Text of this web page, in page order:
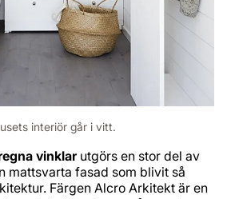
interiör går i vitt.
vinklar utgörs en stor del av
mattsvarta fasad som blivit så
Färgen Alcro Arkitekt är en